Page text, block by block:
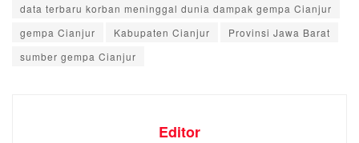
data terbaru korban meninggal dunia dampak gempa Cianjur
gempa Cianjur
Kabupaten Cianjur
Provinsi Jawa Barat
sumber gempa Cianjur
Editor